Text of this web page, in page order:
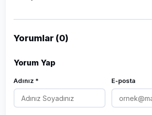
Yorumlar (0)
Yorum Yap
Adınız * E-posta